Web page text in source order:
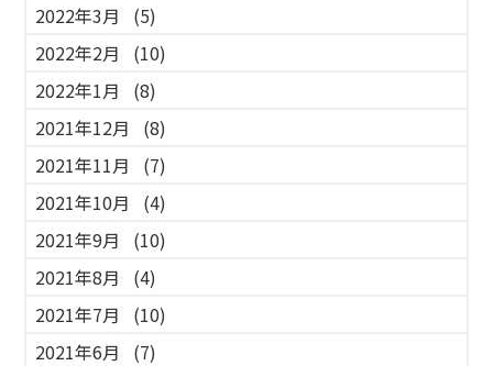
2022年3月
(5)
2022年2月
(10)
2022年1月
(8)
2021年12月
(8)
2021年11月
(7)
2021年10月
(4)
2021年9月
(10)
2021年8月
(4)
2021年7月
(10)
2021年6月
(7)